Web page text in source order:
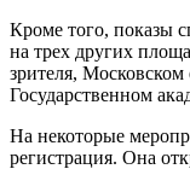
Кроме того, показы
на трех других
зрителя,
Государственном
На некоторые
регистрация. Она